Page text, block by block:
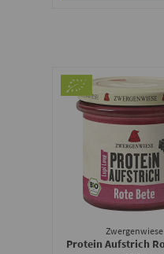
Zwergenwiese
Protein Aufstrich